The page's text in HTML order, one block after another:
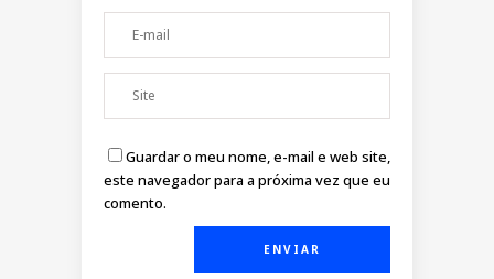
Guardar o meu nome, e-mail e web site,
este navegador para a próxima vez que eu
comento.